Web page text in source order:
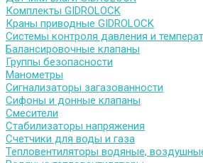
Комплекты GIDROLOCK
Краны приводные GIDROLOCK
Системы контроля давления и
Балансировочные клапаны
Группы безопасности
Манометры
Сигнализаторы загазованности
Сифоны и донные клапаны
Смесители
Стабилизаторы напряжения
Счетчики для воды и газа
Тепловентиляторы водяные,